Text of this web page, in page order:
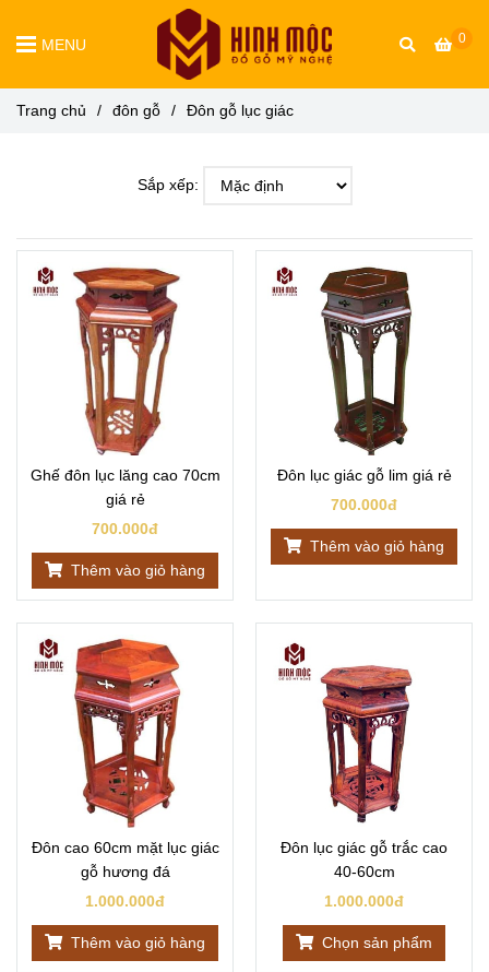
0
MENU
Trang chủ / đôn gỗ / Đôn gỗ lục giác
Sắp xếp:
Ghế đôn lục lăng cao 70cm
giá rẻ
700.000đ
Thêm vào giỏ hàng
Đôn lục giác gỗ lim giá rẻ
700.000đ
Thêm vào giỏ hàng
Đôn cao 60cm mặt lục giác
gỗ hương đá
1.000.000đ
Thêm vào giỏ hàng
Đôn lục giác gỗ trắc cao
40-60cm
1.000.000đ
Chọn sản phẩm